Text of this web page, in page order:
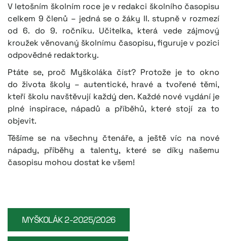
V letošním školním roce je v redakci školního časopisu
celkem 9 členů – jedná se o žáky II. stupně v rozmezí
od 6. do 9. ročníku. Učitelka, která vede zájmový
kroužek věnovaný školnímu časopisu, figuruje v pozici
odpovědné redaktorky.
Ptáte se, proč Myškoláka číst? Protože je to okno
do života školy – autentické, hravé a tvořené těmi,
kteří školu navštěvují každý den. Každé nové vydání je
plné inspirace, nápadů a příběhů, které stojí za to
objevit.
Těšíme se na všechny čtenáře, a ještě víc na nové
nápady, příběhy a talenty, které se díky našemu
časopisu mohou dostat ke všem!
MYŠKOLÁK 2-2025/2026